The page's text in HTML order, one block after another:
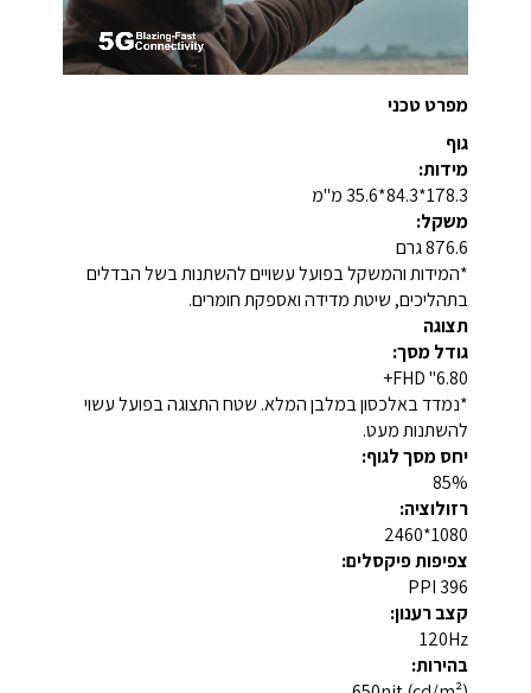
מפרט טכני
גוף
מידות:
178.3*84.3*35.6 מ"מ
משקל:
876.6 גרם
*המידות והמשקל בפועל עשויים להשתנות בשל הבדלים
בתהליכים, שיטת מדידה ואספקת חומרים.
תצוגה
גודל מסך:
6.80" FHD+
*נמדד באלכסון במלבן המלא. שטח התצוגה בפועל עשוי
להשתנות מעט.
יחס מסך לגוף:
85%
רזולוציה:
1080*2460
צפיפות פיקסלים:
396 PPI
קצב רענון:
120Hz
בהירות: